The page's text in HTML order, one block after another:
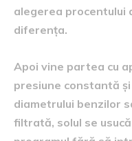
alegerea procentului
diferența.
Apoi vine partea cu
presiune constantă
diametrului benzilor
filtrată, solul se